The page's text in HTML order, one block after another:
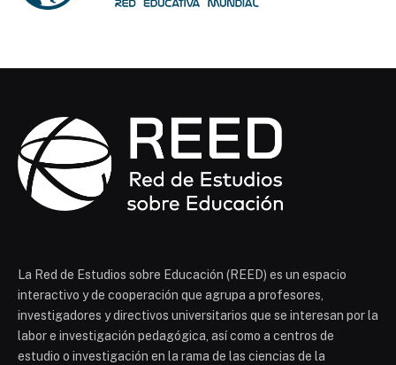
La Red de Estudios sobre Educación (REED) es un espacio
interactivo y de cooperación que agrupa a profesores,
investigadores y directivos universitarios que se interesan por la
labor e investigación pedagógica, así como a centros de
estudio o investigación en la rama de las ciencias de la